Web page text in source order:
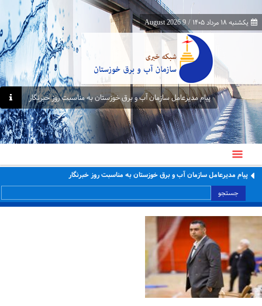
یکشنبه ۱۸ مرداد ۱۴۰۵ /
9 August 2026
پیام مدیرعامل سازمان آب و برق خوزستان به مناسبت روز خبرنگار
پیام مدیرعامل سازمان آب و برق خوزستان به مناسبت روز خبرنگار
جستجو